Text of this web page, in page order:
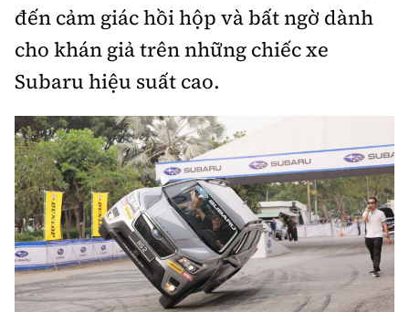
đến cảm giác hồi hộp và bất ngờ dành
cho khán giả trên những chiếc xe
Subaru hiệu suất cao.